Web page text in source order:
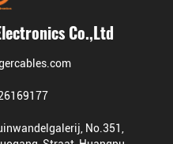
Co.,Ltd
No.351,